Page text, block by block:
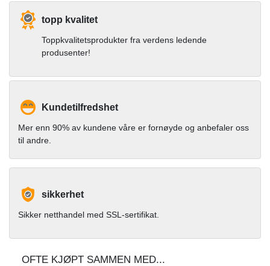
topp kvalitet
Toppkvalitetsprodukter fra verdens ledende
produsenter!
Kundetilfredshet
Mer enn 90% av kundene våre er fornøyde og anbefaler oss
til andre.
sikkerhet
Sikker netthandel med SSL-sertifikat.
OFTE KJØPT SAMMEN MED...